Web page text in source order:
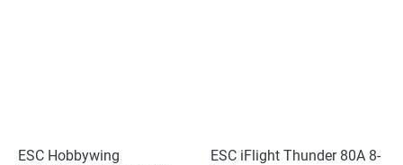
ESC Hobbywing
ESC iFlight Thunder 80A 8-